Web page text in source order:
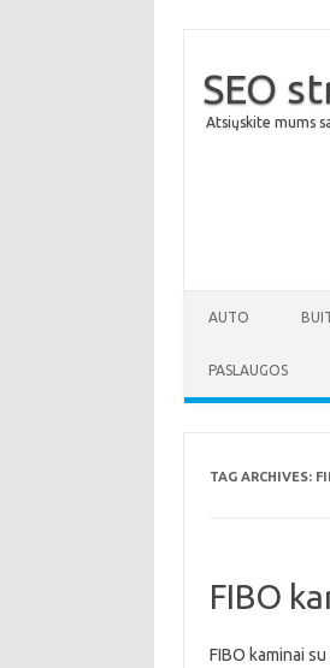
SEO
Atsiųskite mums
AUTO
PASLAUGOS
TAG ARCHIVES:
FIBO
FIBO kaminai